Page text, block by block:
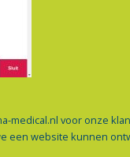
voor onze
website kunnen